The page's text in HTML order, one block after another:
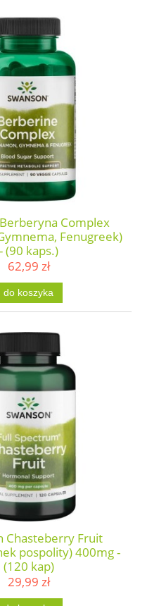
Complex
Fenugreek)
- (90 kaps.)
62,99 zł
do koszyka
Chasteberry Fruit
pospolity) 400mg -
(120 kap)
29,99 zł